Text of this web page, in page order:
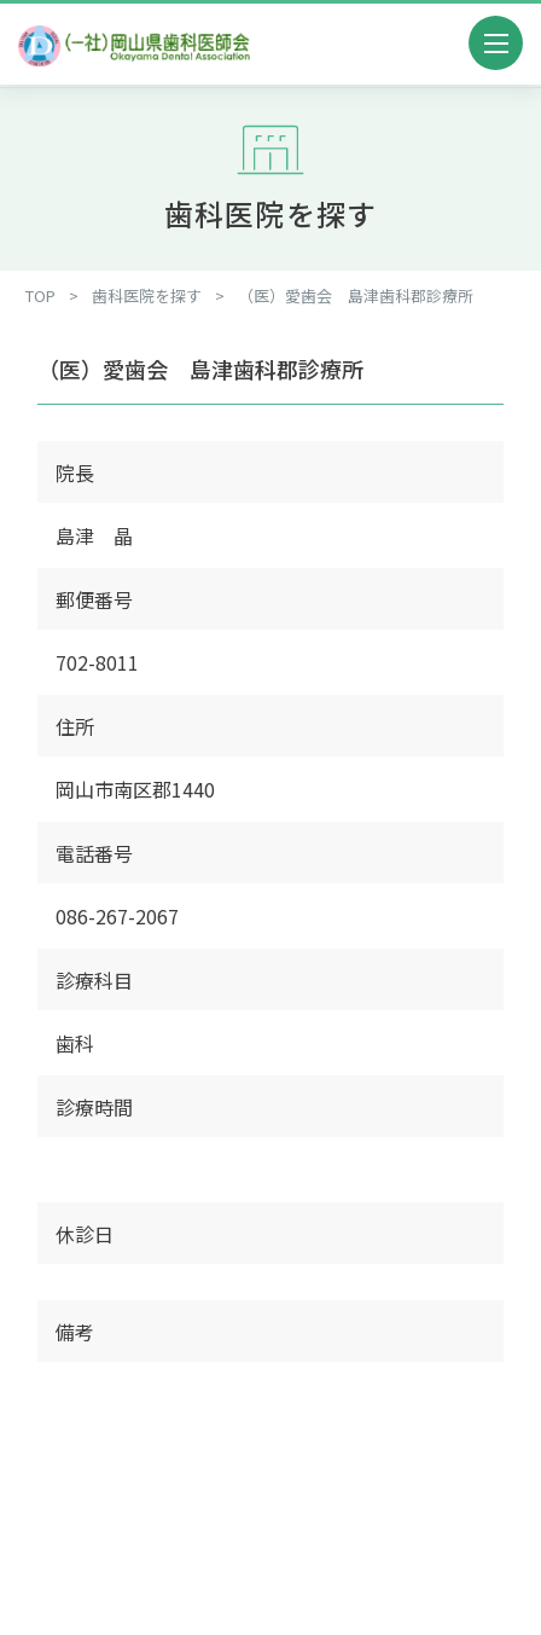
歯科医院を探す
TOP > 歯科医院を探す > （医）愛歯会 島津歯科郡診療所
（医）愛歯会 島津歯科郡診療所
院長
島津 晶
郵便番号
702-8011
住所
岡山市南区郡1440
電話番号
086-267-2067
診療科目
歯科
診療時間
休診日
備考